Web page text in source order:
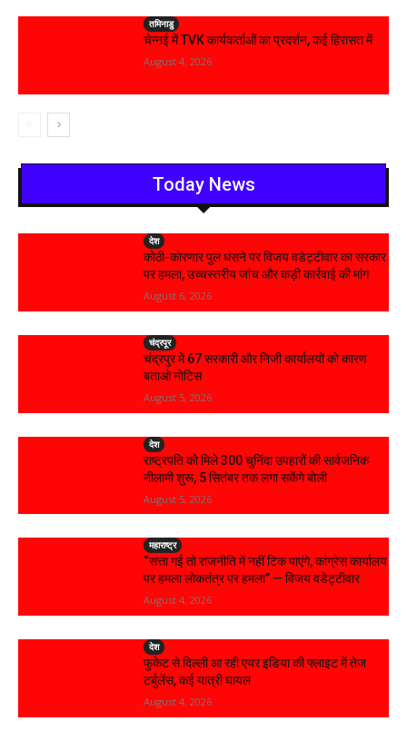
तमिनाडु
चेन्नई में TVK कार्यकर्ताओं का प्रदर्शन, कई हिरासत में
August 4, 2026
Today News
देश
कोठी-कोरणार पुल धंसने पर विजय वडेट्टीवार का सरकार
पर हमला, उच्चस्तरीय जांच और कड़ी कार्रवाई की मांग
August 6, 2026
चंद्रपूर
चंद्रपुर में 67 सरकारी और निजी कार्यालयों को कारण
बताओ नोटिस
August 5, 2026
देश
राष्ट्रपति को मिले 300 चुनिंदा उपहारों की सार्वजनिक
नीलामी शुरू, 5 सितंबर तक लगा सकेंगे बोली
August 5, 2026
महाराष्ट्र
“सत्ता गई तो राजनीति में नहीं टिक पाएंगे, कांग्रेस कार्यालय
पर हमला लोकतंत्र पर हमला” — विजय वडेट्टीवार
August 4, 2026
देश
फुकेट से दिल्ली आ रही एयर इंडिया की फ्लाइट में तेज
टर्बुलेंस, कई यात्री घायल
August 4, 2026